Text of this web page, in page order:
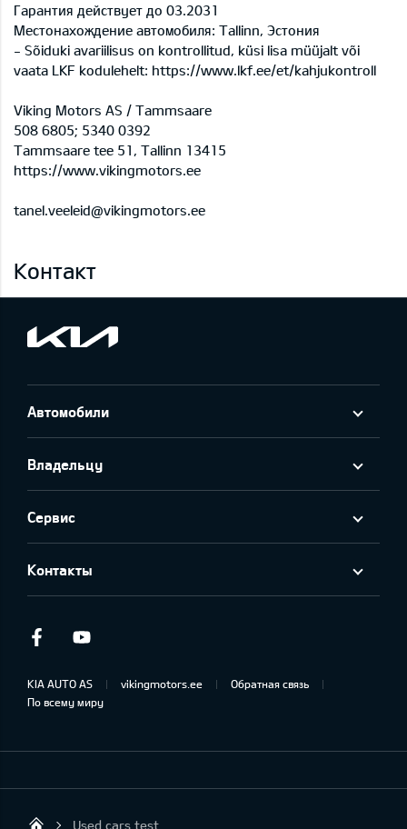
Гарантия действует до 03.2031
Местонахождение автомобиля: Tallinn, Эстония
- Sõiduki avariilisus on kontrollitud, küsi lisa müüjalt või
vaata LKF kodulehelt: https://www.lkf.ee/et/kahjukontroll
Viking Motors AS / Tammsaare
508 6805; 5340 0392
Tammsaare tee 51, Tallinn 13415
https://www.vikingmotors.ee
tanel.veeleid@vikingmotors.ee
Контакт
Автомобили
Владельцу
Сервис
Контакты
Facebook
KIA AUTO AS vikingmotors.ee
Обратная связь
По всему миру
Used cars test